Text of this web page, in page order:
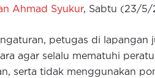
Ahmad Syukur, Sabtu (23/5/
petugas di lapangan
agar selalu mematuhi
serta tidak menggunakan